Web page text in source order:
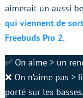
aimerait un aussi
qui viennent de
Freebuds Pro 2.
✅ On aime > un
❌ On n’aime pas >
porté sur les